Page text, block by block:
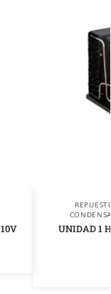
UNIDAD 1